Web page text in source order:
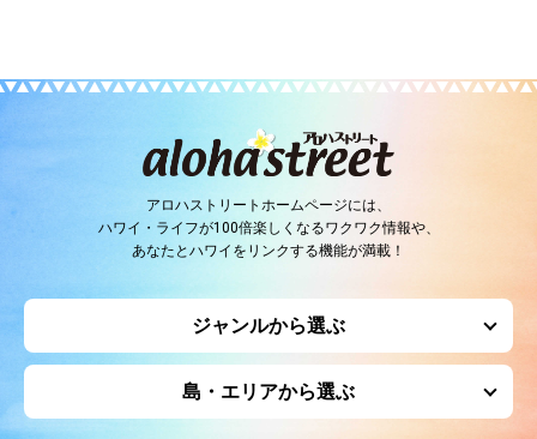
アロハストリートホームページには、
ハワイ・ライフが100倍楽しくなるワクワク情報や、
あなたとハワイをリンクする機能が満載！
ジャンルから選ぶ
島・エリアから選ぶ